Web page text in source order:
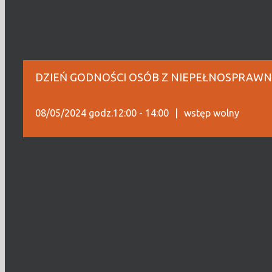
DZIEŃ GODNOŚCI OSÓB Z
08/05/2024 godz.12:00 - 14:00 wstęp wolny